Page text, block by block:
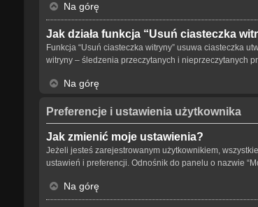
Na górę
Jak działa funkcja “Usuń ciasteczka
Funkcja “Usuń ciasteczka witryny” usuwa ciasteczka
witryny – śledzenia przeczytanych i nieprzeczytanych
Na górę
Preferencje i ustawienia użytkownika
Jak zmienić moje ustawienia?
Jeżeli jesteś zarejestrowanym użytkownikiem,
ustawień i preferencji. Odnośnik do panelu o nazwie
Na górę